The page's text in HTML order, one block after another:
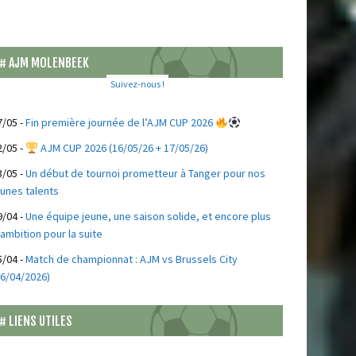
AJM MOLENBEEK
Suivez-nous !
05 -Fin première journée de l’AJM CUP 2026
05 -
AJM CUP 2026 (16/05/26 + 17/05/26)
05 -Un début de tournoi prometteur à Tanger pour nos
talents
04-Une équipe jeune, une saison solide, et encore plus
pour la suite
04-Match de championnat : AJM vs Brussels City
04/2026)
LIENS UTILES